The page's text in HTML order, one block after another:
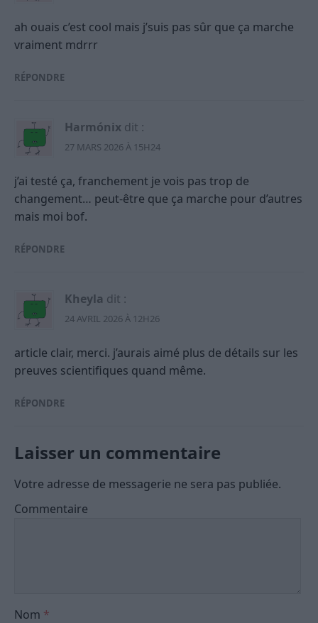
ah ouais c’est cool mais j’suis pas sûr que ça marche
vraiment mdrrr
RÉPONDRE
Harmónix dit :
27 MARS 2026 À 15H24
j’ai testé ça, franchement je vois pas trop de
changement… peut-être que ça marche pour d’autres
mais moi bof.
RÉPONDRE
Kheyla dit :
24 AVRIL 2026 À 12H26
article clair, merci. j’aurais aimé plus de détails sur les
preuves scientifiques quand même.
RÉPONDRE
Laisser un commentaire
Votre adresse de messagerie ne sera pas publiée.
Commentaire
Nom *